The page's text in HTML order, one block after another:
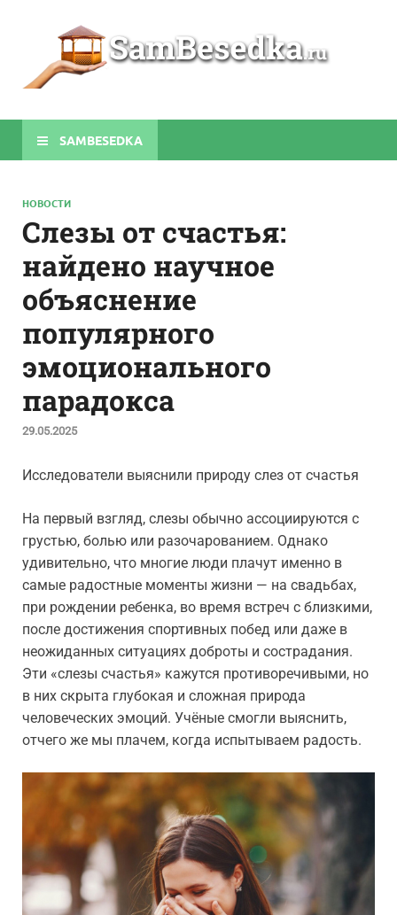
SAMBESEDKA
НОВОСТИ
Слезы от счастья:
найдено научное
объяснение
популярного
эмоционального
парадокса
29.05.2025
Исследователи выяснили природу слез от счастья
На первый взгляд, слезы обычно ассоциируются с
грустью, болью или разочарованием. Однако
удивительно, что многие люди плачут именно в
самые радостные моменты жизни — на свадьбах,
при рождении ребенка, во время встреч с близкими,
после достижения спортивных побед или даже в
неожиданных ситуациях доброты и сострадания.
Эти «слезы счастья» кажутся противоречивыми, но
в них скрыта глубокая и сложная природа
человеческих эмоций. Учёные смогли выяснить,
отчего же мы плачем, когда испытываем радость.